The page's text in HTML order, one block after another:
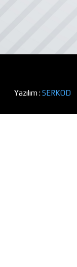
Yazılım :SERKOD